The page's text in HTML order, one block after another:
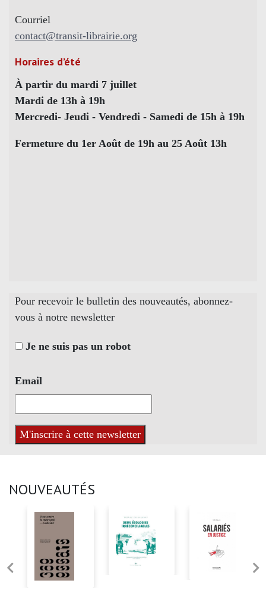
Courriel
contact@transit-librairie.org
Horaires d’été
À partir du mardi 7 juillet
Mardi de 13h à 19h
Mercredi- Jeudi - Vendredi - Samedi de 15h à 19h
Fermeture du 1er Août de 19h au 25 Août 13h
Pour recevoir le bulletin des nouveautés, abonnez-
vous à notre newsletter
Je ne suis pas un robot
Email
NOUVEAUTÉS